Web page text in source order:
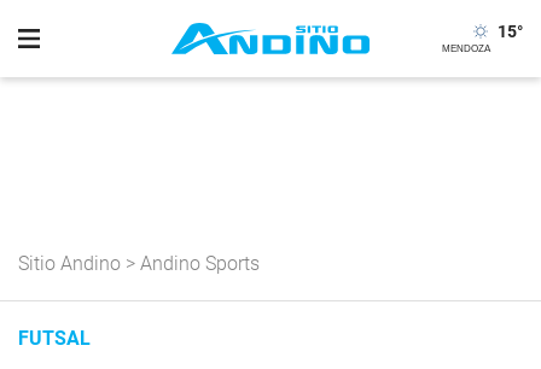
15°
Sitio Andino > Andino Sports
FUTSAL